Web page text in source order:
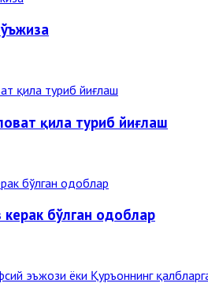
қила туриб йиғлаш
бўлган одоблар